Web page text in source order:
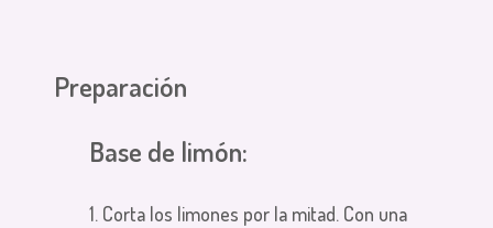
Preparación
Base de limón:
1. Corta los limones por la mitad. Con una